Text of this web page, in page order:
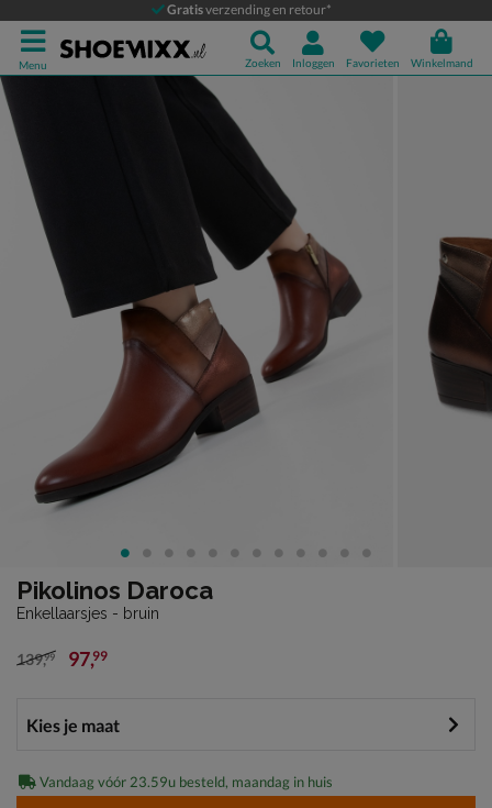
Gratisverzending en retour*
Menu Zoeken Inloggen Favorieten Winkelmand
Pikolinos Daroca
Enkellaarsjes
Product media galerij
Pikolinos Daroca
Enkellaarsjes - bruin
van € 139,99 voor € 97,99
139,99 97,99
Vandaag vóór 23.59u besteld, maandag in huis